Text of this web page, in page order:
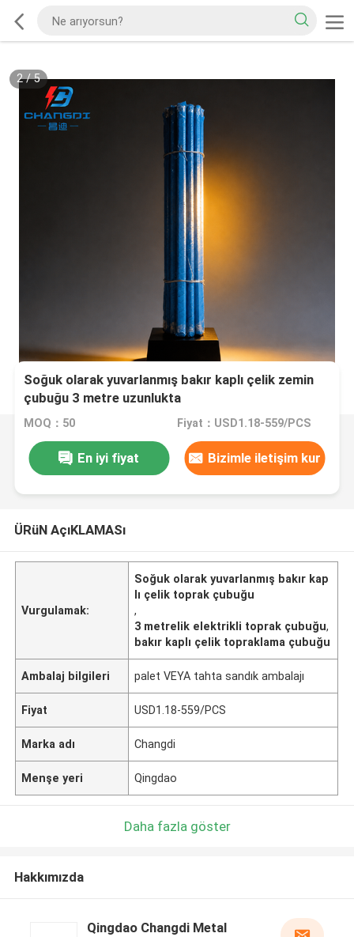
2/5
Soğuk olarak yuvarlanmış bakır kaplı çelik zemin
çubuğu 3 metre uzunlukta
MOQ：50 Fiyat：USD1.18-559/PCS
En iyi fiyat Bizimle iletişim kur
ÜRüN AçıKLAMASı
Vurgulamak:
Soğuk olarak yuvarlanmış bakır kap
lı çelik toprak çubuğu
,
3 metrelik elektrikli toprak çubuğu,
bakır kaplı çelik topraklama çubuğu
Ambalaj bilgileri palet VEYA tahta sandık ambalajı
Fiyat USD1.18-559/PCS
Marka adı Changdi
Menşe yeri Qingdao
Daha fazla göster
Hakkımızda
Qingdao Changdi Metal